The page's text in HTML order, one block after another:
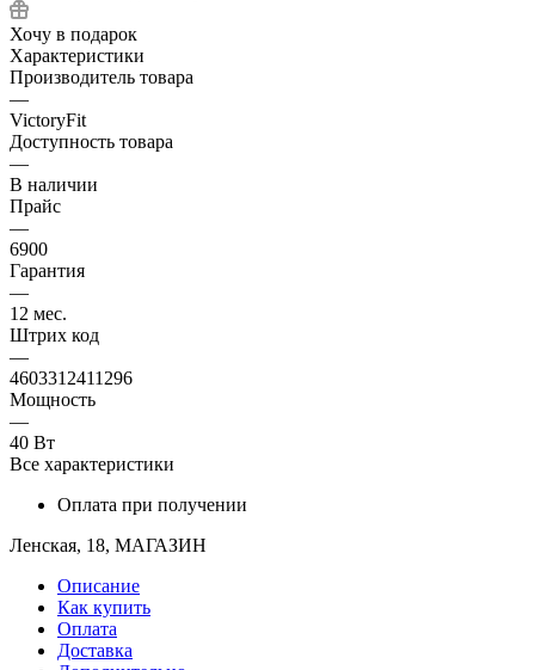
Хочу в подарок
Характеристики
Производитель товара
—
VictoryFit
Доступность товара
—
В наличии
Прайс
—
6900
Гарантия
—
12 мес.
Штрих код
—
4603312411296
Мощность
—
40 Вт
Все характеристики
Оплата при получении
Ленская, 18, МАГАЗИН
Описание
Как купить
Оплата
Доставка